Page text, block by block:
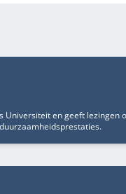
en geeft